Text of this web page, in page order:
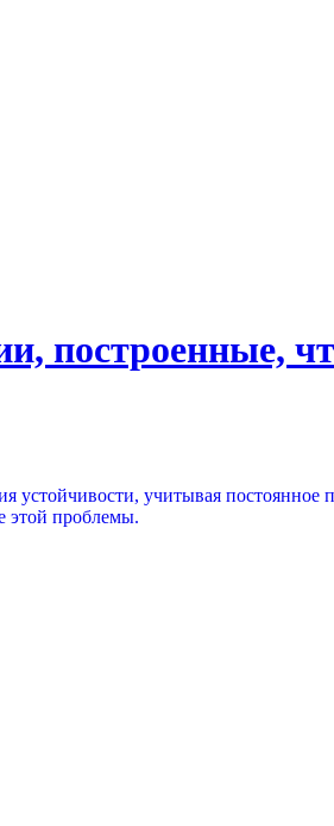
построенные,
устойчивости, учитывая
этой проблемы.